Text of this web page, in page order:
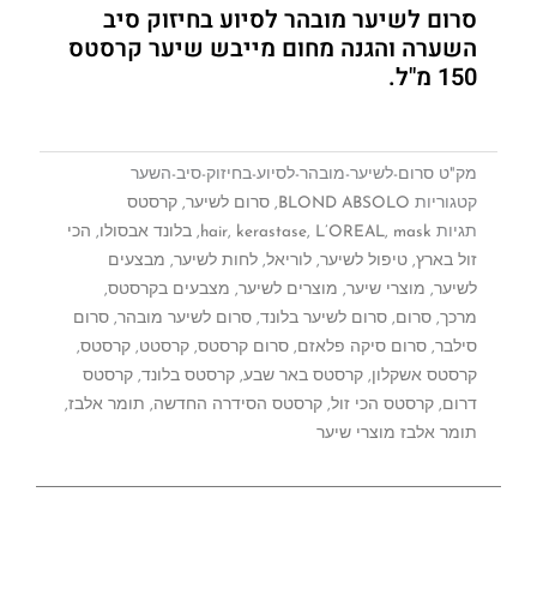
סרום לשיער מובהר לסיוע בחיזוק סיב
השערה והגנה מחום מייבש שיער קרסטס
150 מ"ל.
מק"ט סרום-לשיער-מובהר-לסיוע-בחיזוק-סיב-השער
קטגוריות BLOND ABSOLO
, סרום לשיער, קרסטס
תגיות
hair, kerastase, L’OREAL, mask
, בלונד אבסולו, הכי
זול בארץ, טיפול לשיער, לוריאל, לחות לשיער, מבצעים
לשיער, מוצרי שיער, מוצרים לשיער, מצבעים בקרסטס,
מרכך, סרום, סרום לשיער בלונד, סרום לשיער מובהר, סרום
סילבר, סרום סיקה פלאזם, סרום קרסטס, קרסטט, קרסטס,
קרסטס אשקלון, קרסטס באר שבע, קרסטס בלונד, קרסטס
דרום, קרסטס הכי זול, קרסטס הסידרה החדשה, תומר אלבז,
תומר אלבז מוצרי שיער